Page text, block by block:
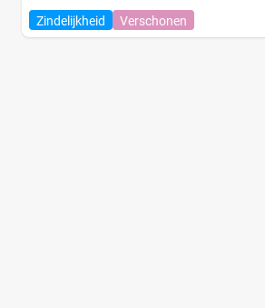
Zindelijkheid Verschonen